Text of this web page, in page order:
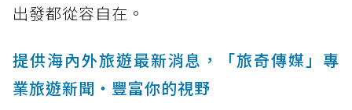
出發都從容自在。
提供海內外旅遊最新消息，「旅奇傳媒」專
業旅遊新聞‧豐富你的視野